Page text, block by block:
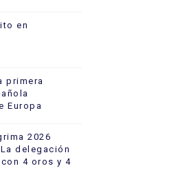
en
primera
Europa
2026
delegación
4 oros y 4